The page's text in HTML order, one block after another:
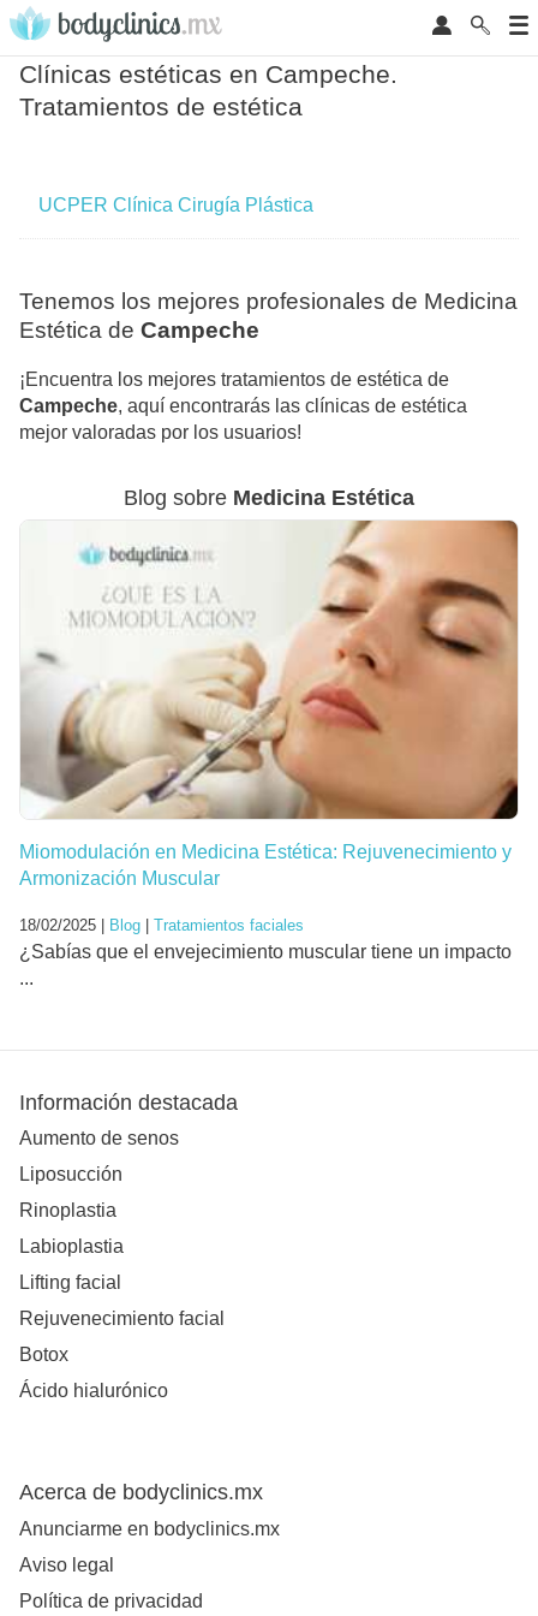
Clínicas estéticas en Campeche.
Tratamientos de estética
UCPER Clínica Cirugía Plástica
Tenemos los mejores profesionales de Medicina
Estética de Campeche
¡Encuentra los mejores tratamientos de estética de
Campeche, aquí encontrarás las clínicas de estética
mejor valoradas por los usuarios!
Blog sobre Medicina Estética
Miomodulación en Medicina Estética: Rejuvenecimiento y
Armonización Muscular
18/02/2025 | Blog | Tratamientos faciales
¿Sabías que el envejecimiento muscular tiene un impacto
...
Información destacada
Aumento de senos
Liposucción
Rinoplastia
Labioplastia
Lifting facial
Rejuvenecimiento facial
Botox
Ácido hialurónico
Acerca de bodyclinics.mx
Anunciarme en bodyclinics.mx
Aviso legal
Política de privacidad